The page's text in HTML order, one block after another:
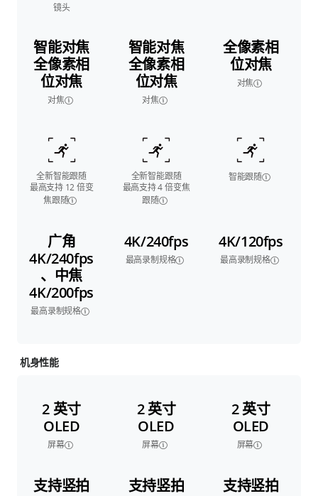
镜头
智能对焦
全像素相
位对焦
对焦
智能对焦
全像素相
位对焦
对焦
全像素相
位对焦
对焦
全新智能跟随
最高支持 12 倍变
焦跟随
全新智能跟随
最高支持 4 倍变焦
跟随
智能跟随
广角
4K/240fps
、中焦
4K/200fps
最高录制规格
4K/240fps
最高录制规格
4K/120fps
最高录制规格
机身性能
2 英寸
OLED
屏幕
2 英寸
OLED
屏幕
2 英寸
OLED
屏幕
支持竖拍 支持竖拍 支持竖拍